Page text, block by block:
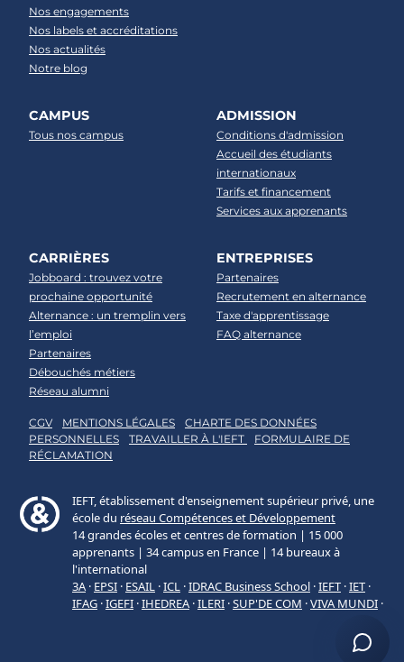
Nos engagements
Nos labels et accréditations
Nos actualités
Notre blog
CAMPUS
Tous nos campus
ADMISSION
Conditions d'admission
Accueil des étudiants
internationaux
Tarifs et financement
Services aux apprenants
CARRIÈRES
Jobboard : trouvez votre
prochaine opportunité
Alternance : un tremplin vers
l’emploi
Partenaires
Débouchés métiers
Réseau alumni
ENTREPRISES
Partenaires
Recrutement en alternance
Taxe d'apprentissage
FAQ alternance
CGV MENTIONS LÉGALES
CHARTE DES DONNÉES
PERSONNELLES
TRAVAILLER À L'IEFT
FORMULAIRE DE
RÉCLAMATION